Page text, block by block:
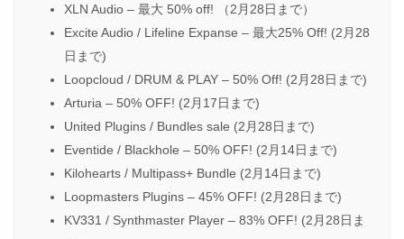
XLN Audio – 最大 50% off! （2月28日まで）
Excite Audio / Lifeline Expanse – 最大25% Off! (2月28
日まで)
Loopcloud / DRUM & PLAY – 50% Off! (2月28日まで)
Arturia – 50% OFF! (2月17日まで)
United Plugins / Bundles sale (2月28日まで)
Eventide / Blackhole – 50% OFF! (2月14日まで)
Kilohearts / Multipass+ Bundle (2月14日まで)
Loopmasters Plugins – 45% OFF! (2月28日まで)
KV331 / Synthmaster Player – 83% OFF! (2月28日ま